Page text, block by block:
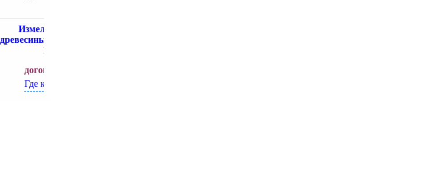
Измельчители
древесины (щепорезы)
ID
договорная
Где купить?